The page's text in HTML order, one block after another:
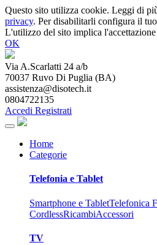
Questo sito utilizza cookie. Leggi di
privacy. Per disabilitarli configura il
L'utilizzo del sito implica l'accettazione
OK
Via A.Scarlatti 24 a/b
70037 Ruvo Di Puglia (BA)
assistenza@disotech.it
0804722135
Accedi Registrati
Home
Categorie
Telefonia e Tablet
Smartphone e TabletTelefonica
CordlessRicambiAccessori
TV